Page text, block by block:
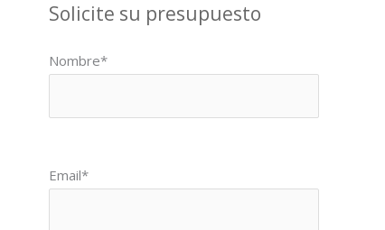
Solicite su presupuesto
Nombre*
Email*